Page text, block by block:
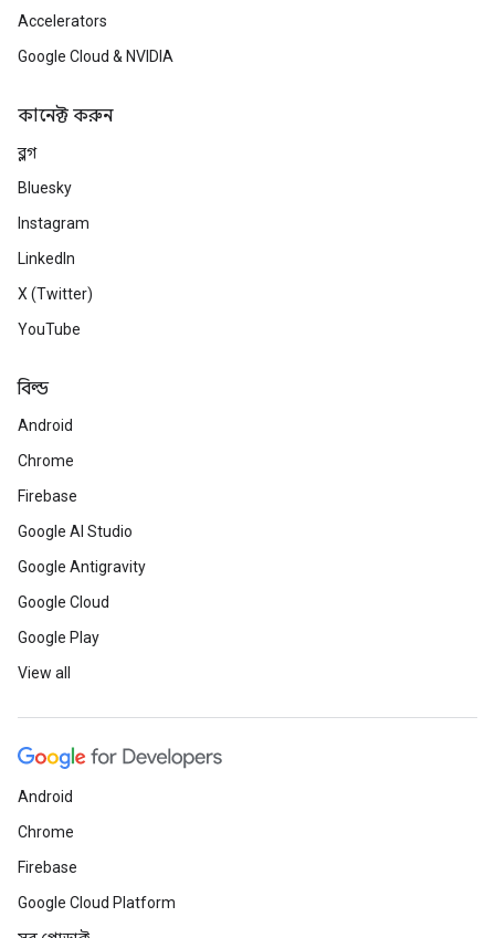
Accelerators
Google Cloud & NVIDIA
কানেক্ট করুন
ব্লগ
Bluesky
Instagram
LinkedIn
X (Twitter)
YouTube
বিল্ড
Android
Chrome
Firebase
Google AI Studio
Google Antigravity
Google Cloud
Google Play
View all
Android
Chrome
Firebase
Google Cloud Platform